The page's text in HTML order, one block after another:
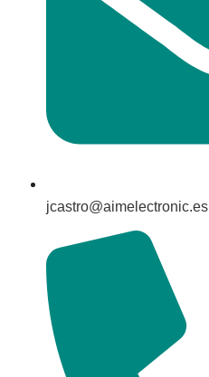
jcastro@aimelectronic.es